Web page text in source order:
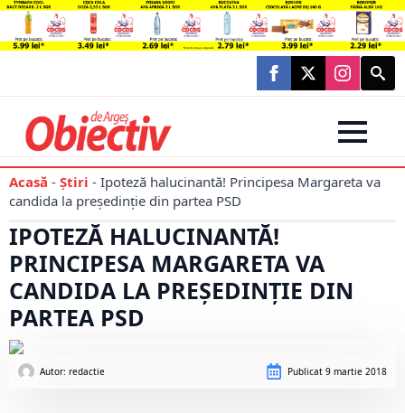
Search
for:
Acasă - Știri - Ipoteză halucinantă! Principesa Margareta va
candida la președinție din partea PSD
IPOTEZĂ HALUCINANTĂ!
PRINCIPESA MARGARETA VA
CANDIDA LA PREȘEDINȚIE DIN
PARTEA PSD
Autor: redactie Publicat 9 martie 2018